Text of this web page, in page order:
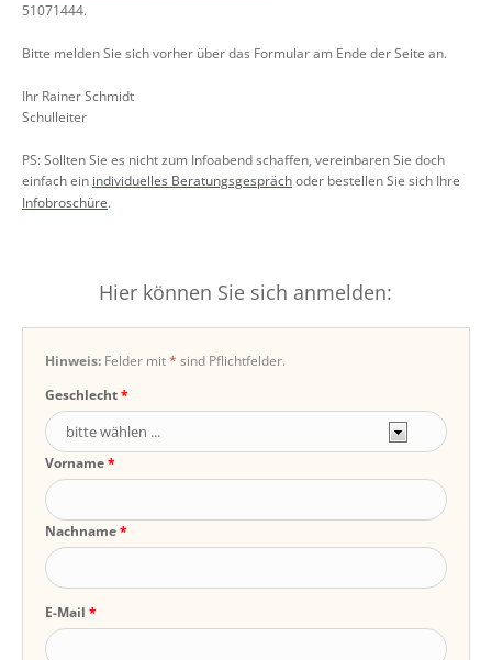
51071444.
Bitte melden Sie sich vorher über das Formular am Ende der Seite an.
Ihr Rainer Schmidt
Schulleiter
PS: Sollten Sie es nicht zum Infoabend schaffen, vereinbaren Sie doch
einfach ein individuelles Beratungsgesprächoder bestellen Sie sich Ihre
Infobroschüre.
Hier können Sie sich anmelden:
Hinweis: Felder mit* sind Pflichtfelder.
Geschlecht
Vorname
Nachname
E-Mail